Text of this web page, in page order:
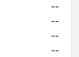
--
--
--
--